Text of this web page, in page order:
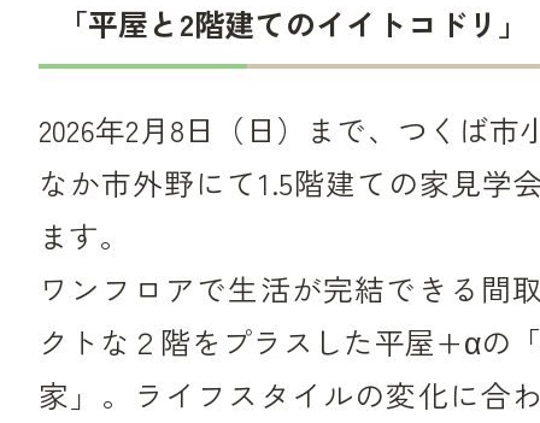
「平屋と2階建てのイイトコドリ」
2026年2月8日（日）まで、つくば市
なか市外野にて1.5階建ての家見学
ます。
ワンフロアで生活が完結できる間
クトな２階をプラスした平屋+αの
家」。ライフスタイルの変化に合